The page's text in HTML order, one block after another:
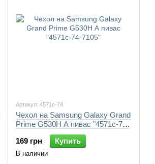
Артикул: 4571c-74
Чехол на Samsung Galaxy Grand
Prime G530H А пивас "4571c-74-
169 грн
Купить
В наличии